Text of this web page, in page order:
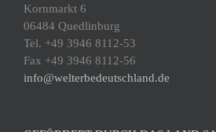
Kornmarkt 6
06484 Quedlinburg
Tel. +49 3946 8112-53
Fax +49 3946 8112-56
info@welterbedeutschland.de